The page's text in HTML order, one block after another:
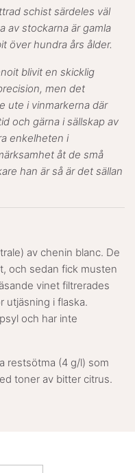
schist särdeles väl
av stockarna är gamla
över hundra års ålder.
blivit en skicklig
men det
ute i vinmarkerna där
och gärna i sällskap av
enkelheten i
åt de små
han är så är det sällan
av chenin blanc. De
och sedan fick musten
vinet filtrerades
utjäsning i flaska.
och har inte
restsötma (4 g/l) som
toner av bitter citrus.